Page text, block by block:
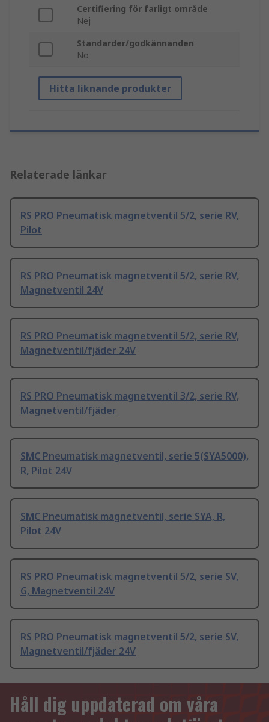
Certifiering för farligt område
Nej
Standarder/godkännanden
No
Hitta liknande produkter
Relaterade länkar
RS PRO Pneumatisk magnetventil 5/2, serie RV,
Pilot
RS PRO Pneumatisk magnetventil 5/2, serie RV,
Magnetventil 24V
RS PRO Pneumatisk magnetventil 5/2, serie RV,
Magnetventil/fjäder 24V
RS PRO Pneumatisk magnetventil 3/2, serie RV,
Magnetventil/fjäder
SMC Pneumatisk magnetventil, serie 5(SYA5000),
R, Pilot 24V
SMC Pneumatisk magnetventil, serie SYA, R,
Pilot 24V
RS PRO Pneumatisk magnetventil 5/2, serie SV,
G, Magnetventil 24V
RS PRO Pneumatisk magnetventil 5/2, serie SV,
Magnetventil/fjäder 24V
Håll dig uppdaterad om våra